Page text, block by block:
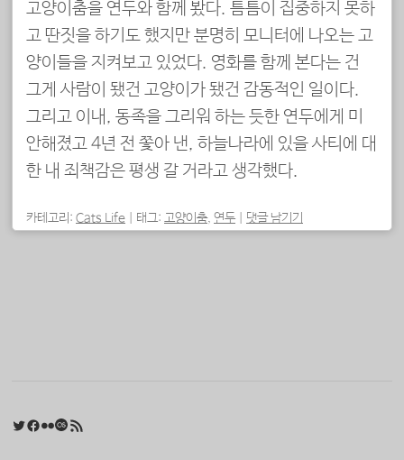
고양이춤을 연두와 함께 봤다. 틈틈이 집중하지 못하
고 딴짓을 하기도 했지만 분명히 모니터에 나오는 고
양이들을 지켜보고 있었다. 영화를 함께 본다는 건
그게 사람이 됐건 고양이가 됐건 감동적인 일이다.
그리고 이내, 동족을 그리워 하는 듯한 연두에게 미
안해졌고 4년 전 쫓아 낸, 하늘나라에 있을 사티에 대
한 내 죄책감은 평생 갈 거라고 생각했다.
카테고리: Cats Life 태그: 고양이춤, 연두 댓글 남기기
Twitter
Facebook
FlickrLast.fm